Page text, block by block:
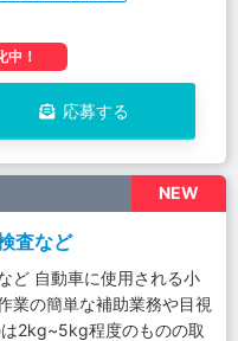
中！
応募する
NEW
査など
ど 自動車に使用される小
業の簡単な補助業務や目視
2kg~5kg程度のものの取